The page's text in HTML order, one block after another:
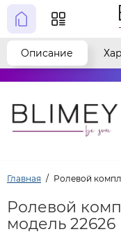
Главная Ролевой
Ролевой
модель 22626
Описание